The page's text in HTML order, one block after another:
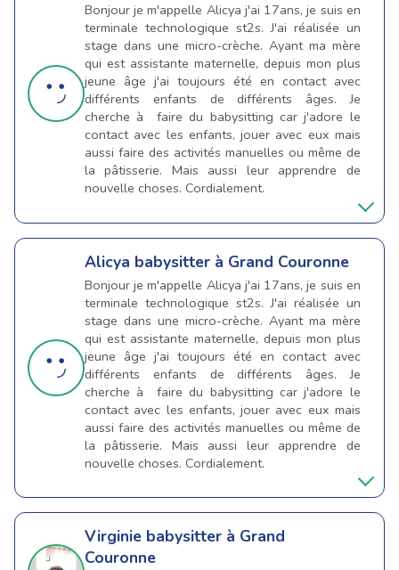
Bonjour je m'appelle Alicya j'ai 17ans, je suis en
terminale technologique st2s. J'ai réalisée un
stage dans une micro-crèche. Ayant ma mère
qui est assistante maternelle, depuis mon plus
jeune âge j'ai toujours été en contact avec
différents enfants de différents âges. Je
cherche à faire du babysitting car j'adore le
contact avec les enfants, jouer avec eux mais
aussi faire des activités manuelles ou même de
la pâtisserie. Mais aussi leur apprendre de
nouvelle choses. Cordialement.
Alicya babysitter à Grand Couronne
Bonjour je m'appelle Alicya j'ai 17ans, je suis en
terminale technologique st2s. J'ai réalisée un
stage dans une micro-crèche. Ayant ma mère
qui est assistante maternelle, depuis mon plus
jeune âge j'ai toujours été en contact avec
différents enfants de différents âges. Je
cherche à faire du babysitting car j'adore le
contact avec les enfants, jouer avec eux mais
aussi faire des activités manuelles ou même de
la pâtisserie. Mais aussi leur apprendre de
nouvelle choses. Cordialement.
Virginie babysitter à Grand
Couronne